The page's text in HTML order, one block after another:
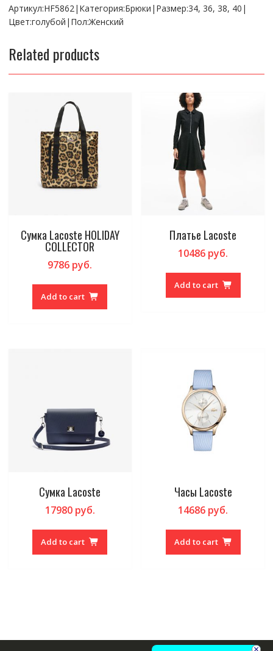
Артикул:HF5862|Категория:Брюки|Размер:34, 36, 38, 40|
Цвет:голубой|Пол:Женский
Related products
Сумка Lacoste HOLIDAY
COLLECTOR
9786 руб.
Add to cart
Платье Lacoste
10486 руб.
Add to cart
Сумка Lacoste
17980руб.
Add to cart
Часы Lacoste
14686 руб.
Add to cart